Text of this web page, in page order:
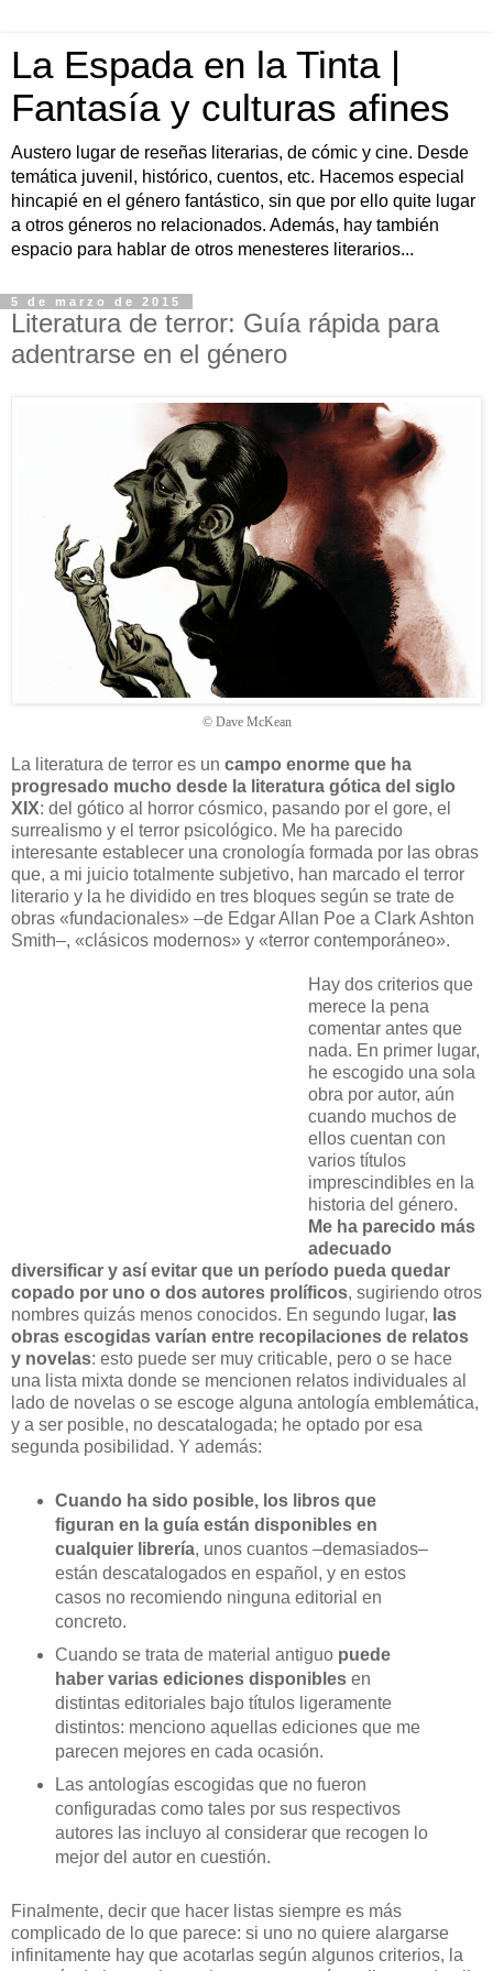
La Espada en la Tinta |
Fantasía y culturas afines
Austero lugar de reseñas literarias, de cómic y cine. Desde
temática juvenil, histórico, cuentos, etc. Hacemos especial
hincapié en el género fantástico, sin que por ello quite lugar
a otros géneros no relacionados. Además, hay también
espacio para hablar de otros menesteres literarios...
5 de marzo de 2015
Literatura de terror: Guía rápida para
adentrarse en el género
© Dave McKean
La literatura de terror es un campo enorme que ha
progresado mucho desde la literatura gótica del siglo
XIX: del gótico al horror cósmico, pasando por el gore, el
surrealismo y el terror psicológico. Me ha parecido
interesante establecer una cronología formada por las obras
que, a mi juicio totalmente subjetivo, han marcado el terror
literario y la he dividido en tres bloques según se trate de
obras «fundacionales» –de Edgar Allan Poe a Clark Ashton
Smith–, «clásicos modernos» y «terror contemporáneo».
Hay dos criterios que
merece la pena
comentar antes que
nada. En primer lugar,
he escogido una sola
obra por autor, aún
cuando muchos de
ellos cuentan con
varios títulos
imprescindibles en la
historia del género.
Me ha parecido más
adecuado
diversificar y así evitar que un período pueda quedar
copado por uno o dos autores prolíficos, sugiriendo otros
nombres quizás menos conocidos. En segundo lugar, las
obras escogidas varían entre recopilaciones de relatos
y novelas: esto puede ser muy criticable, pero o se hace
una lista mixta donde se mencionen relatos individuales al
lado de novelas o se escoge alguna antología emblemática,
y a ser posible, no descatalogada; he optado por esa
segunda posibilidad. Y además:
Cuando ha sido posible, los libros que
figuran en la guía están disponibles en
cualquier librería, unos cuantos –demasiados–
están descatalogados en español, y en estos
casos no recomiendo ninguna editorial en
concreto.
Cuando se trata de material antiguo puede
haber varias ediciones disponiblesen
distintas editoriales bajo títulos ligeramente
distintos: menciono aquellas ediciones que me
parecen mejores en cada ocasión.
Las antologías escogidas que no fueron
configuradas como tales por sus respectivos
autores las incluyo al considerar que recogen lo
mejor del autor en cuestión.
Finalmente, decir que hacer listas siempre es más
complicado de lo que parece: si uno no quiere alargarse
infinitamente hay que acotarlas según algunos criterios, la